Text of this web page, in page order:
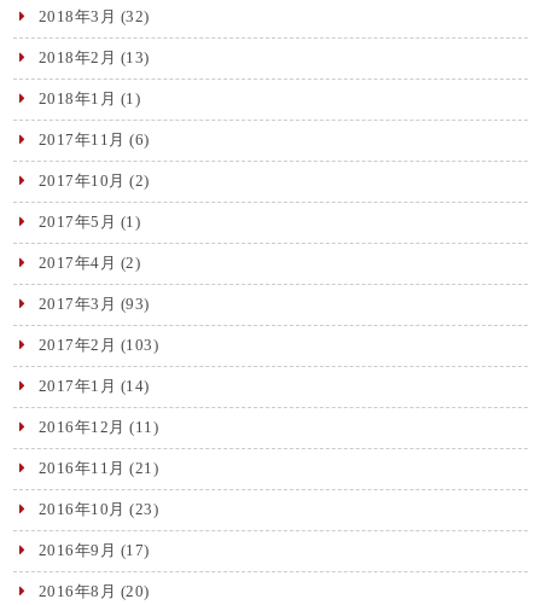
2018年3月 (32)
2018年2月 (13)
2018年1月 (1)
2017年11月 (6)
2017年10月 (2)
2017年5月 (1)
2017年4月 (2)
2017年3月 (93)
2017年2月 (103)
2017年1月 (14)
2016年12月 (11)
2016年11月 (21)
2016年10月 (23)
2016年9月 (17)
2016年8月 (20)